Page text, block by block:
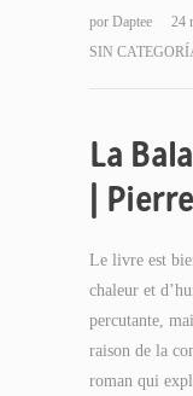
por Daptee
24
SIN
La
|
Le livre est
chaleur et
percutante,
raison de la
roman qui